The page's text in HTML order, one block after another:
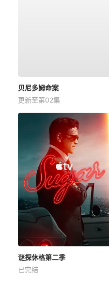
贝尼多姆命案
更新至第02集
谜探休格第二季
已完结